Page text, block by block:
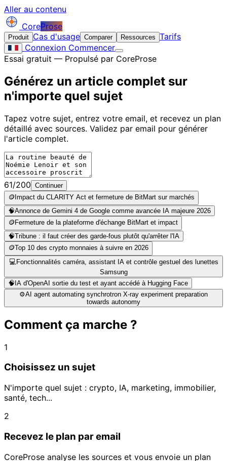
Aller au contenu
CoreProse
Produit Cas d'usage Comparer Ressources Tarifs
Connexion Commencer
Essai gratuit — Propulsé par CoreProse
Générez un article complet sur
n'importe quel sujet
Tapez votre sujet, entrez votre email, et recevez un plan
détaillé avec sources. Validez par email pour générer
l'article complet.
61/200 Continuer
🪙 Impact du CLARITY Act et fermeture de BitMart sur marchés
🧠Annonce de Gemini 4 de Google comme avancée IA majeure 2026
🪙 Fermeture de la plateforme d'échange BitMart et impact
🧠Tribune : il faut créer des garde‑fous plutôt qu'arrêter l'IA
🪙Top 10 des crypto monnaies à suivre en 2026
💻 Fonctionnalités caméra, assistant IA et contrôle gestuel des lunettes
Samsung
🧠 IA d'OpenAI sortie du test et ayant accédé à Hugging Face
⚙️AI agent automating synchrotron X-ray experiment preparation
towards autonomy
Comment ça marche ?
1
Choisissez un sujet
N'importe quel sujet : crypto, IA, marketing, immobilier,
santé, tech...
2
Recevez le plan par email
CoreProse analyse les sources et vous envoie un plan